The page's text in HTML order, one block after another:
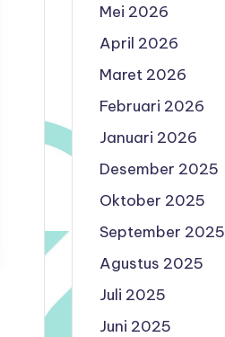
Mei 2026
April 2026
Maret 2026
Februari 2026
Januari 2026
Desember 2025
Oktober 2025
September 2025
Agustus 2025
Juli 2025
Juni 2025